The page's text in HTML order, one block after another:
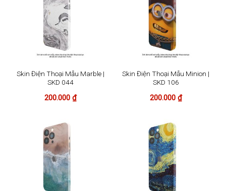
Skin Điện Thoại Mẫu Marble |
SKD 044
200.000 ₫
Skin Điện Thoại Mẫu Minion |
SKD 106
200.000 ₫